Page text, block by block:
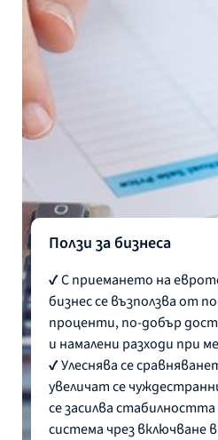
Ползи за бизнеса
✔ С приемането на
бизнес се възползва от
проценти, по-добър
и намалени разходи при
✔ Улеснява се
увеличат се
се засилва
система чрез включване